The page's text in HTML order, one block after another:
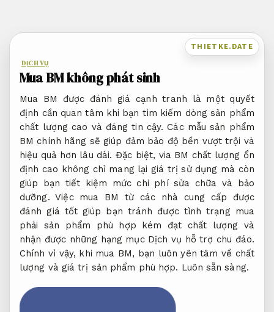
THIETKE.DATE
DỊCH VỤ
Mua BM không phát sinh
Mua BM được đánh giá cạnh tranh là một quyết
định cần quan tâm khi bạn tìm kiếm dòng sản phẩm
chất lượng cao và đáng tin cậy. Các mẫu sản phẩm
BM chính hãng sẽ giúp đảm bảo độ bền vượt trội và
hiệu quả hơn lâu dài. Đặc biệt, via BM chất lượng ổn
định cao không chỉ mang lại giá trị sử dụng mà còn
giúp bạn tiết kiệm mức chi phí sửa chữa và bảo
dưỡng. Việc mua BM từ các nhà cung cấp được
đánh giá tốt giúp bạn tránh được tình trạng mua
phải sản phẩm phù hợp kém đạt chất lượng và
nhận được những hạng mục Dịch vụ hỗ trợ chu đáo.
Chính vì vậy, khi mua BM, bạn luôn yên tâm về chất
lượng và giá trị sản phẩm phù hợp. Luôn sẵn sàng.